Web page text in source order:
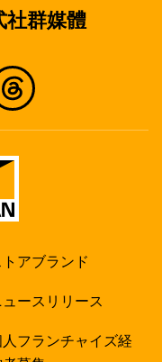
び店舗内での
示する場合が
合であって
従って弊社の
として採用応
、修正、削除
社群媒體
トアブランド
ュースリリース
フランチャイズ経